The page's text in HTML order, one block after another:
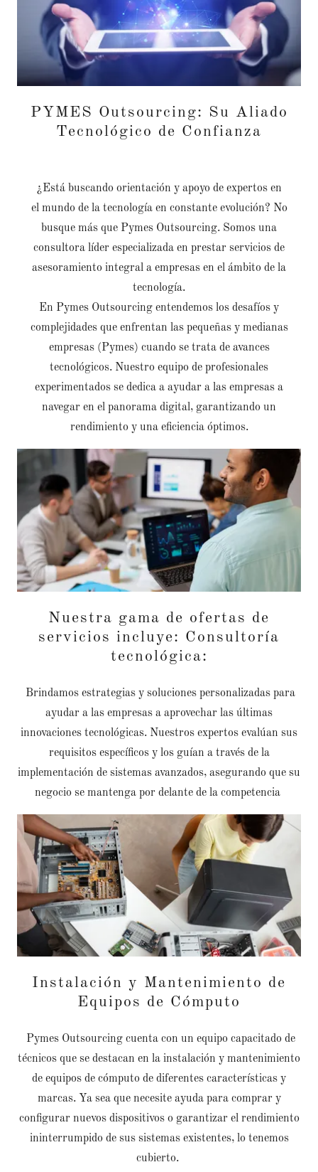
PYMES Outsourcing: Su Aliado
Tecnológico de Confianza
¿Está buscando orientación y apoyo de expertos en
el mundo de la tecnología en constante evolución? No
busque más que Pymes Outsourcing. Somos una
consultora líder especializada en prestar servicios de
asesoramiento integral a empresas en el ámbito de la
tecnología.
En Pymes Outsourcing entendemos los desafíos y
complejidades que enfrentan las pequeñas y medianas
empresas (Pymes) cuando se trata de avances
tecnológicos. Nuestro equipo de profesionales
experimentados se dedica a ayudar a las empresas a
navegar en el panorama digital, garantizando un
rendimiento y una eficiencia óptimos.
Nuestra gama de ofertas de
servicios incluye: Consultoría
tecnológica:
Brindamos estrategias y soluciones personalizadas para
ayudar a las empresas a aprovechar las últimas
innovaciones tecnológicas. Nuestros expertos evalúan sus
requisitos específicos y los guían a través de la
implementación de sistemas avanzados, asegurando que su
negocio se mantenga por delante de la competencia
Instalación y Mantenimiento de
Equipos de Cómputo
Pymes Outsourcing cuenta con un equipo capacitado de
técnicos que se destacan en la instalación y mantenimiento
de equipos de cómputo de diferentes características y
marcas. Ya sea que necesite ayuda para comprar y
configurar nuevos dispositivos o garantizar el rendimiento
ininterrumpido de sus sistemas existentes, lo tenemos
cubierto.